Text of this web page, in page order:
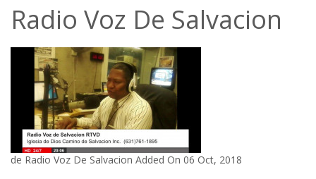
Radio Voz De Salvacion
de Radio Voz De Salvacion Added On 06 Oct, 2018